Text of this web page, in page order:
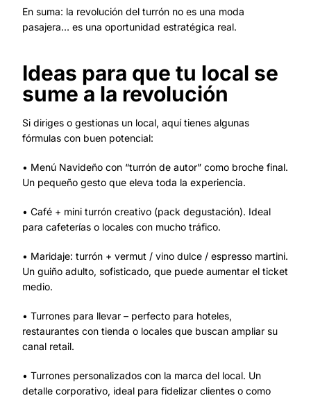
En suma: la revolución del turrón no es una moda
pasajera… es una oportunidad estratégica real.
Ideas para que tu local se
sume a la revolución
Si diriges o gestionas un local, aquí tienes algunas
fórmulas con buen potencial:
• Menú Navideño con “turrón de autor” como broche final.
Un pequeño gesto que eleva toda la experiencia.
• Café + mini turrón creativo (pack degustación). Ideal
para cafeterías o locales con mucho tráfico.
• Maridaje: turrón + vermut / vino dulce / espresso martini.
Un guiño adulto, sofisticado, que puede aumentar el ticket
medio.
• Turrones para llevar – perfecto para hoteles,
restaurantes con tienda o locales que buscan ampliar su
canal retail.
• Turrones personalizados con la marca del local. Un
detalle corporativo, ideal para fidelizar clientes o como